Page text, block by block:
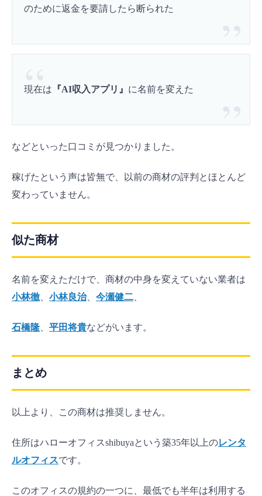
のために返金を要請したら断られた
現在は 『AI収入アプリ』 に名前を変えた
などといった口コミが見つかりました。
稼げたという声は皆無で、以前の商材の評判とほとんど
変わっていません。
似た商材
名前を変えただけで、商材の中身を変えていない業者は
小林徹
小林良治、 今瀬健二
石橋隆 平田将貴などがいます。
まとめ
以上より、この商材は推奨しません。
住所はハローオフィスshibuyaという築35年以上のレンタ
ルオフィスです。
このオフィスの規約の一つに、最低でも半年は利用する